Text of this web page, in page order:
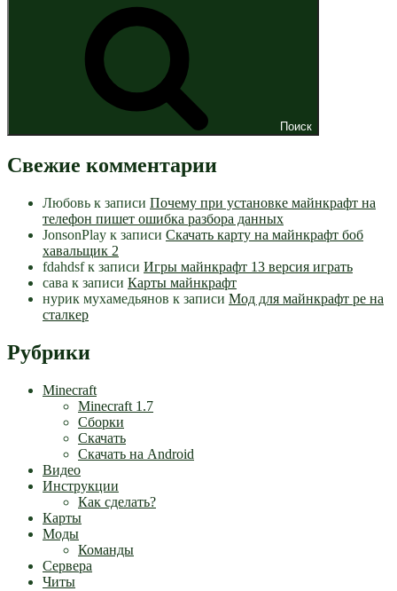
Поиск
Свежие комментарии
Любовь к записи Почему при установке майнкрафт на
телефон пишет ошибка разбора данных
JonsonPlay к записи Скачать карту на майнкрафт боб
хавальщик 2
fdahdsfк записи Игры майнкрафт 13 версия играть
сава к записи Карты майнкрафт
нурик мухамедьянов к записи Мод для майнкрафт pe на
сталкер
Рубрики
Minecraft
Minecraft 1.7
Сборки
Скачать
Скачать на Android
Видео
Инструкции
Как сделать?
Карты
Моды
Команды
Сервера
Читы